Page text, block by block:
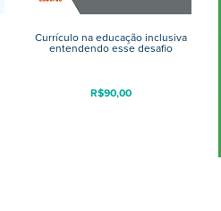
Currículo na educação inclusiva
entendendo esse desafio
R$90,00